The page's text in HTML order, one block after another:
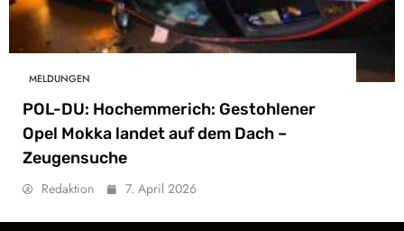
MELDUNGEN
POL-DU: Hochemmerich: Gestohlener
Opel Mokka landet auf dem Dach –
Zeugensuche
Redaktion 7. April 2026